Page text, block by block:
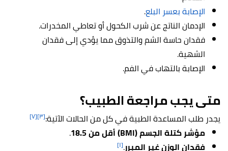
الإصابة بعسر البلع.
الإدمان الناتج عن شرب الكحول أو تعاطي المخدرات.
فقدان حاسة الشم والتذوق مما يؤدي إلى فقدان
الشهية.
الإصابة بالتهاب في الفم.
متى يجب مراجعة الطبيب؟
يجدر طلب المساعدة الطبية في كل من الحالات الآتية:[٣] [٧]
مؤشر كتلة الجسم (BMI) أقل من 18.5
.
فقدان الوزن غير المبرر.[١]